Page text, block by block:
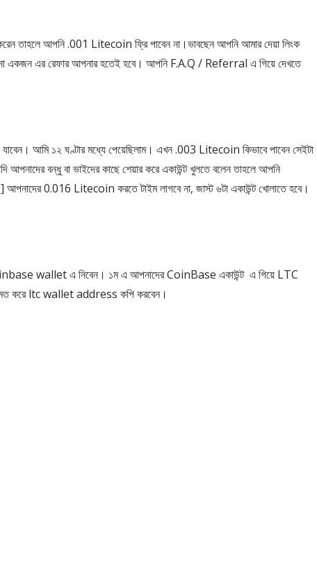
করেন তাহলে আপনি .001 Litecoin ফ্রি পাবেন না।ভাবছেন আপনি আমার দেয়া লিংক
না একজন এর রেফার আপনার হতেই হবে। আপনি F.A.Q / Referral এ গিয়ে দেখতে
আমি ১২ ঘণ্টার মধ্যে পেয়েছিলাম। এখন .003 Litecoin কিভাবে পাবেন সেইটা
আপনাদের বন্ধু বা ভাইদের কাছে শেয়ার করে একাউন্ট খুলতে বলেন তাহলে আপনি
0.016 Litecoin করতে টাইম লাগবে না, জাস্ট ৬টা একাউন্ট খোলাতে হবে।
wallet এ নিবেন। ১ম এ আপনাদের CoinBase একাউন্ট এ গিয়ে LTC
মত করে ltc wallet address কপি করবেন।